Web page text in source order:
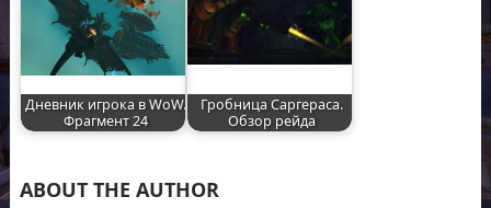
Дневник игрока в WoW.
Фрагмент 24
Гробница Саргераса.
Обзор рейда
ABOUT THE AUTHOR